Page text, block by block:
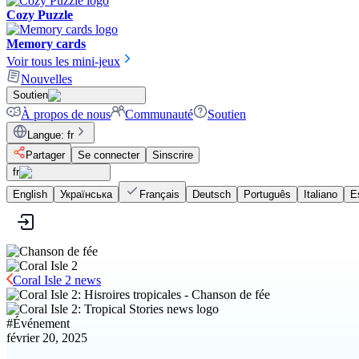
Cozy Puzzle
Memory cards
Voir tous les mini-jeux
Nouvelles
Soutien
À propos de nous Communauté Soutien
Langue: fr
Partager
Se connecter
Sinscrire
fr
English
Українська Français Deutsch Português Italiano
Coral Isle 2 news
#Événement
février 20, 2025